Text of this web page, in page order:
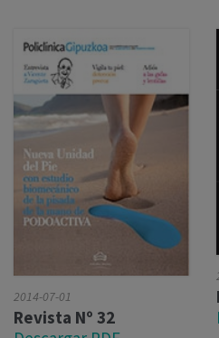
2014-07-01
Revista Nº 32